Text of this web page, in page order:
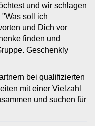
und wir schlagen
soll ich
und Dich vor
finden und
Geschenkly
bei qualifizierten
mit einer Vielzahl
und suchen für